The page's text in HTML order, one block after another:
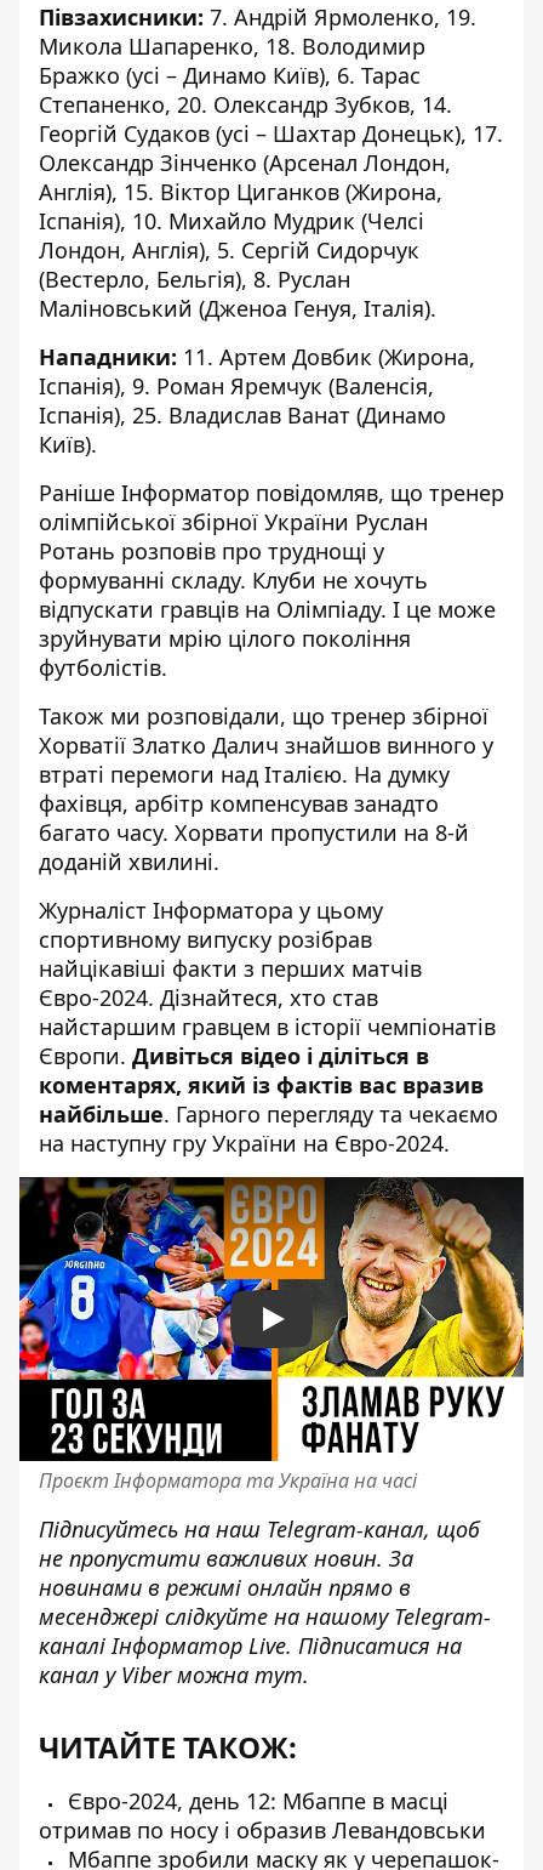
Півзахисники: 7. Андрій Ярмоленко, 19.
Микола Шапаренко, 18. Володимир
Бражко (усі – Динамо Київ), 6. Тарас
Степаненко, 20. Олександр Зубков, 14.
Георгій Судаков (усі – Шахтар Донецьк), 17.
Олександр Зінченко (Арсенал Лондон,
Англія), 15. Віктор Циганков (Жирона,
Іспанія), 10. Михайло Мудрик (Челсі
Лондон, Англія), 5. Сергій Сидорчук
(Вестерло, Бельгія), 8. Руслан
Маліновський (Дженоа Генуя, Італія).
Нападники: 11. Артем Довбик (Жирона,
Іспанія), 9. Роман Яремчук (Валенсія,
Іспанія), 25. Владислав Ванат (Динамо
Київ).
Раніше Інформатор повідомляв, що тренер
олімпійської збірної України Руслан
Ротань розповів про труднощі у
формуванні складу. Клуби не хочуть
відпускати гравців на Олімпіаду. І це може
зруйнувати мрію цілого покоління
футболістів.
Також ми розповідали, що тренер збірної
Хорватії Златко Далич знайшов винного у
втраті перемоги над Італією. На думку
фахівця, арбітр компенсував занадто
багато часу. Хорвати пропустили на 8-й
доданій хвилині.
Журналіст Інформатора у цьому
спортивному випуску розібрав
найцікавіші факти з перших матчів
Євро-2024. Дізнайтеся, хто став
найстаршим гравцем в історії чемпіонатів
Європи. Дивіться відео і діліться в
коментарях, який із фактів вас вразив
найбільше. Гарного перегляду та чекаємо
на наступну гру України на Євро-2024.
Play
Проєкт Інформатора та Україна на часі
Підписуйтесь на наш Telegram-канал, щоб
не пропустити важливих новин. За
новинами в режимі онлайн прямо в
месенджері слідкуйте на нашому Telegram-
каналі Інформатор Live. Підписатися на
канал у Viber можна тут.
ЧИТАЙТЕ ТАКОЖ:
Євро-2024, день 12: Мбаппе в масці
отримав по носу і образив Левандовськи
Мбаппе зробили маску як у черепашок-